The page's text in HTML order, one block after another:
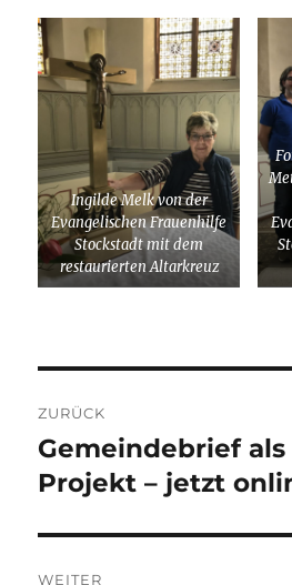
Ingilde Melk von der
Evangelischen Frauenhilfe
Stockstadt mit dem
restaurierten Altarkreuz
ZURÜCK
Vorheriger
Beitrag:
Gemeindebrief als
Projekt – jetzt
WEITER